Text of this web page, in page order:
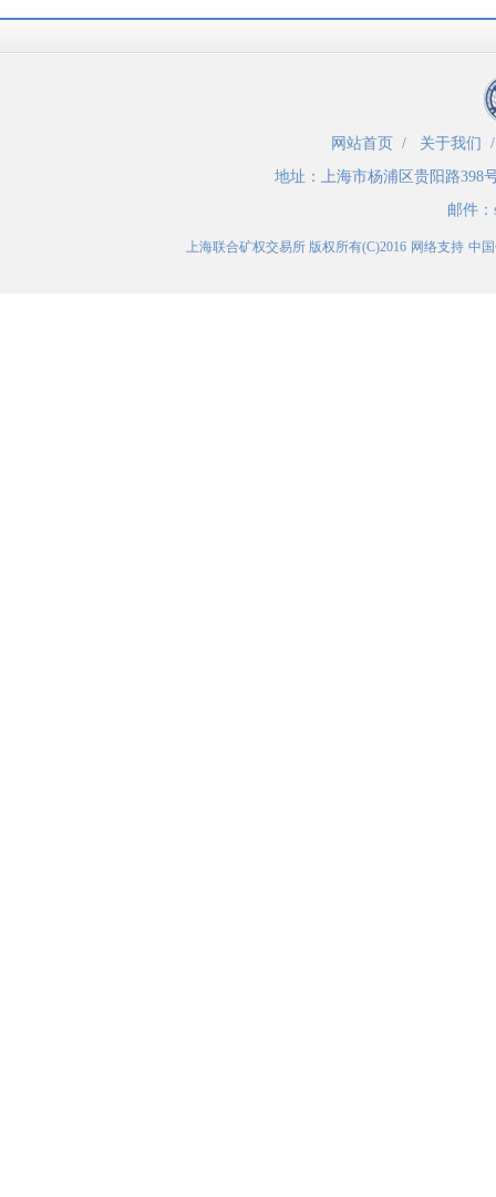
网站首页 / 关于我们
地址： 上海市杨浦区贵阳路398
邮件：
上海联合矿权交易所版权所有(C)2016 网络支持 中